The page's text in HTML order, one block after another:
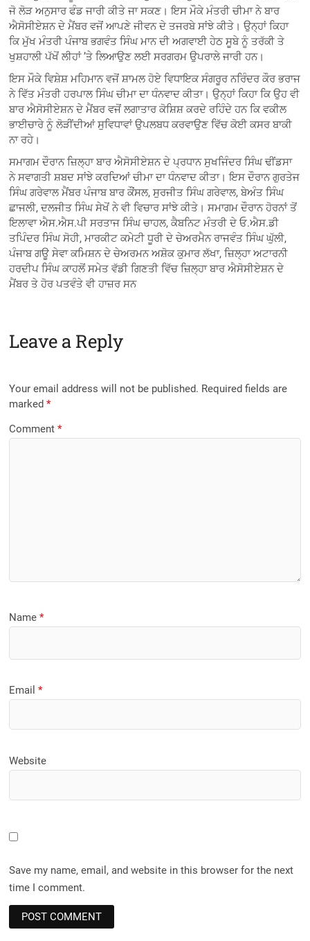
ਜੋ ਲੋੜ ਅਨੁਸਾਰ ਫੰਡ ਜਾਰੀ ਕੀਤੇ ਜਾ ਸਕਣ। ਇਸ ਮੌਕੇ ਮੰਤਰੀ ਚੀਮਾ ਨੇ ਬਾਰ
ਐਸੋਸੀਏਸ਼ਨ ਦੇ ਮੈਂਬਰ ਵਜੋਂ ਆਪਣੇ ਜੀਵਨ ਦੇ ਤਜਰਬੇ ਸਾਂਝੇ ਕੀਤੇ। ਉਨ੍ਹਾਂ ਕਿਹਾ
ਕਿ ਮੁੱਖ ਮੰਤਰੀ ਪੰਜਾਬ ਭਗਵੰਤ ਸਿੰਘ ਮਾਨ ਦੀ ਅਗਵਾਈ ਹੇਠ ਸੂਬੇ ਨੂੰ ਤਰੱਕੀ ਤੇ
ਖੁਸ਼ਹਾਲੀ ਪੱਖੋਂ ਲੀਹਾਂ ’ਤੇ ਲਿਆਉਣ ਲਈ ਸਰਗਰਮ ਉਪਰਾਲੇ ਜਾਰੀ ਹਨ।
ਇਸ ਮੌਕੇ ਵਿਸ਼ੇਸ਼ ਮਹਿਮਾਨ ਵਜੋਂ ਸ਼ਾਮਲ ਹੋਏ ਵਿਧਾਇਕ ਸੰਗਰੂਰ ਨਰਿੰਦਰ ਕੌਰ ਭਰਾਜ
ਨੇ ਵਿੱਤ ਮੰਤਰੀ ਹਰਪਾਲ ਸਿੰਘ ਚੀਮਾ ਦਾ ਧੰਨਵਾਦ ਕੀਤਾ। ਉਨ੍ਹਾਂ ਕਿਹਾ ਕਿ ਉਹ ਵੀ
ਬਾਰ ਐਸੋਸੀਏਸ਼ਨ ਦੇ ਮੈਂਬਰ ਵਜੋਂ ਲਗਾਤਾਰ ਕੋਸ਼ਿਸ਼ ਕਰਦੇ ਰਹਿੰਦੇ ਹਨ ਕਿ ਵਕੀਲ
ਭਾਈਚਾਰੇ ਨੂੰ ਲੋੜੀਂਦੀਆਂ ਸੁਵਿਧਾਵਾਂ ਉਪਲਬਧ ਕਰਵਾਉਣ ਵਿੱਚ ਕੋਈ ਕਸਰ ਬਾਕੀ
ਨਾ ਰਹੇ।
ਸਮਾਗਮ ਦੌਰਾਨ ਜ਼ਿਲ੍ਹਾ ਬਾਰ ਐਸੋਸੀਏਸ਼ਨ ਦੇ ਪ੍ਰਧਾਨ ਸੁਖਜਿੰਦਰ ਸਿੰਘ ਢੀਂਡਸਾ
ਨੇ ਸਵਾਗਤੀ ਸ਼ਬਦ ਸਾਂਝੇ ਕਰਦਿਆਂ ਚੀਮਾ ਦਾ ਧੰਨਵਾਦ ਕੀਤਾ। ਇਸ ਦੌਰਾਨ ਗੁਰਤੇਜ
ਸਿੰਘ ਗਰੇਵਾਲ ਮੈਂਬਰ ਪੰਜਾਬ ਬਾਰ ਕੌਂਸਲ, ਸੁਰਜੀਤ ਸਿੰਘ ਗਰੇਵਾਲ, ਬੇਅੰਤ ਸਿੰਘ
ਛਾਜਲੀ, ਦਲਜੀਤ ਸਿੰਘ ਸੇਖੋਂ ਨੇ ਵੀ ਵਿਚਾਰ ਸਾਂਝੇ ਕੀਤੇ। ਸਮਾਗਮ ਦੌਰਾਨ ਹੋਰਨਾਂ ਤੋਂ
ਇਲਾਵਾ ਐਸ.ਐਸ.ਪੀ ਸਰਤਾਜ ਸਿੰਘ ਚਾਹਲ, ਕੈਬਨਿਟ ਮੰਤਰੀ ਦੇ ਓ.ਐਸ.ਡੀ
ਤਪਿੰਦਰ ਸਿੰਘ ਸੋਹੀ, ਮਾਰਕੀਟ ਕਮੇਟੀ ਧੂਰੀ ਦੇ ਚੇਅਰਮੈਨ ਰਾਜਵੰਤ ਸਿੰਘ ਘੁੱਲੀ,
ਪੰਜਾਬ ਗਊ ਸੇਵਾ ਕਮਿਸ਼ਨ ਦੇ ਚੇਅਰਮਨ ਅਸ਼ੋਕ ਕੁਮਾਰ ਲੱਖਾ, ਜ਼ਿਲ੍ਹਾ ਅਟਾਰਨੀ
ਹਰਦੀਪ ਸਿੰਘ ਕਾਹਲੋਂ ਸਮੇਤ ਵੱਡੀ ਗਿਣਤੀ ਵਿੱਚ ਜ਼ਿਲ੍ਹਾ ਬਾਰ ਐਸੋਸੀਏਸ਼ਨ ਦੇ
ਮੈਂਬਰ ਤੇ ਹੋਰ ਪਤਵੰਤੇ ਵੀ ਹਾਜ਼ਰ ਸਨ
Leave a Reply
Your email address will not be published. Required fields are
marked*
Comment*
Name*
Email*
Website
Save my name, email, and website in this browser for the next
time I comment.